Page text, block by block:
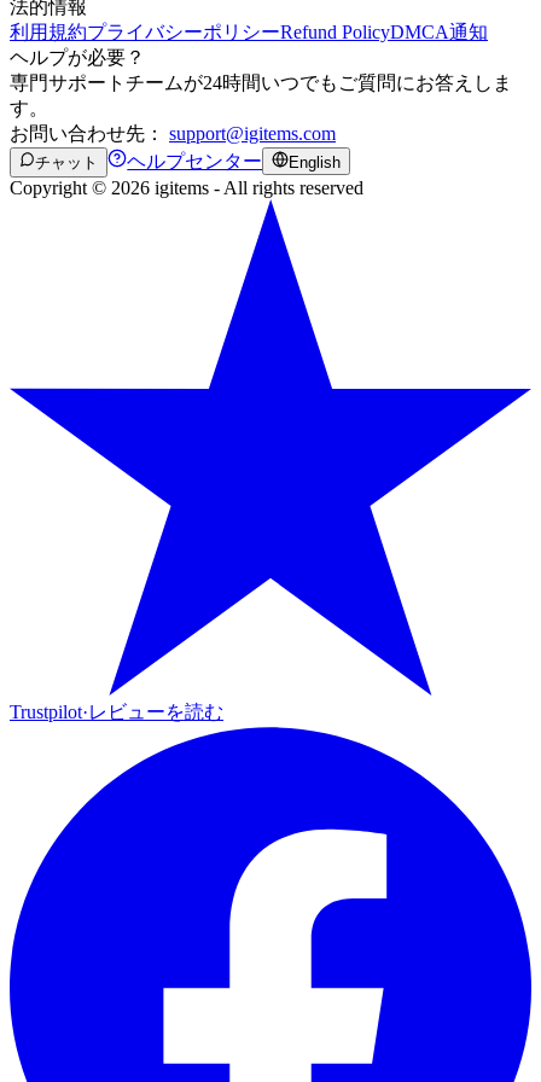
法的情報
利用規約プライバシーポリシーRefund PolicyDMCA通知
ヘルプが必要？
専門サポートチームが24時間いつでもご質問にお答えしま
す。
お問い合わせ先： support@igitems.com
チャット ヘルプセンター English
Copyright © 2026 igitems - All rights reserved
Trustpilot·レビューを読む